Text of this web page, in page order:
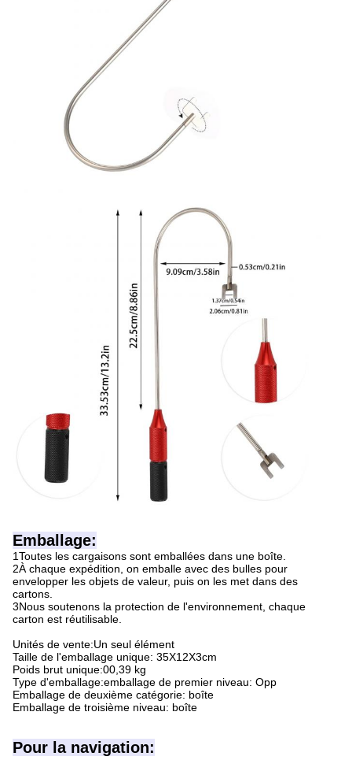
Emballage:
1Toutes les cargaisons sont emballées dans une boîte.
2À chaque expédition, on emballe avec des bulles pour
envelopper les objets de valeur, puis on les met dans des
cartons.
3Nous soutenons la protection de l'environnement, chaque
carton est réutilisable.
Unités de vente:Un seul élément
Taille de l'emballage unique: 35X12X3cm
Poids brut unique:00,39 kg
Type d'emballage:emballage de premier niveau: Opp
Emballage de deuxième catégorie: boîte
Emballage de troisième niveau: boîte
Pour la navigation: